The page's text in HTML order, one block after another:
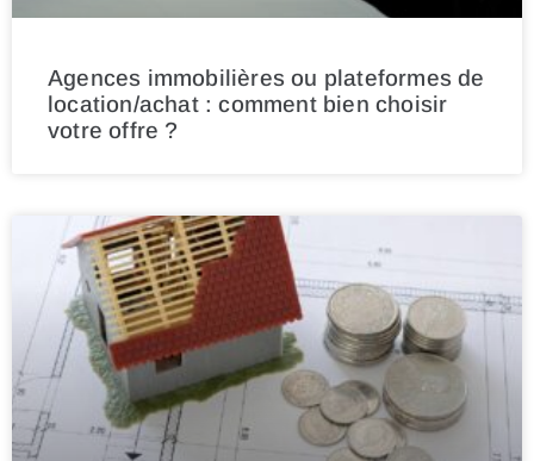
Agences immobilières ou plateformes de
location/achat : comment bien choisir
votre offre ?